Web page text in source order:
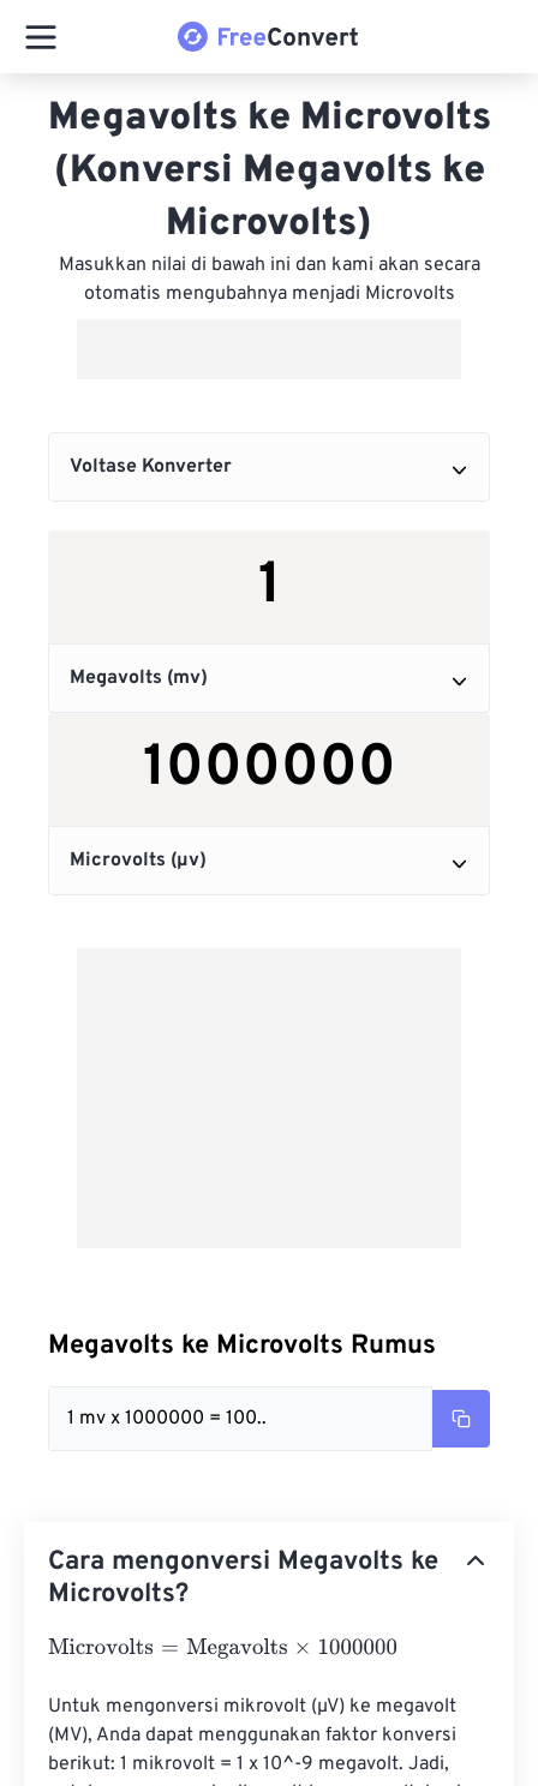
Megavolts ke Microvolts
(Konversi Megavolts ke
Microvolts)
Masukkan nilai di bawah ini dan kami akan secara
otomatis mengubahnya menjadi Microvolts
Megavolts ke Microvolts Rumus
1 mv x 1000000 = 100..
Cara mengonversi Megavolts ke
Microvolts?
Microvolts=Megavolts×1000000
Untuk mengonversi mikrovolt (µV) ke megavolt
(MV), Anda dapat menggunakan faktor konversi
berikut: 1 mikrovolt = 1 x 10^-9 megavolt. Jadi,